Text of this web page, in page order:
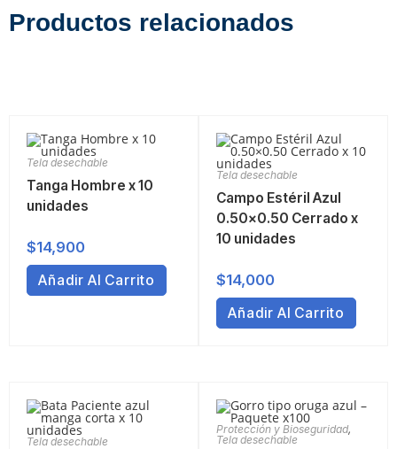
Productos relacionados
Tela desechable
Tanga Hombre x 10
unidades
$14,900
Añadir Al Carrito
Tela desechable
Campo Estéril Azul
0.50×0.50 Cerrado x
10 unidades
$14,000
Añadir Al Carrito
Tela desechable
Protección y Bioseguridad,
Tela desechable